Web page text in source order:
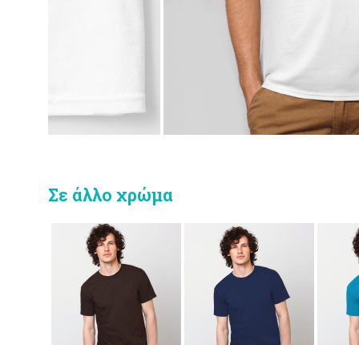
Σε άλλο χρώμα